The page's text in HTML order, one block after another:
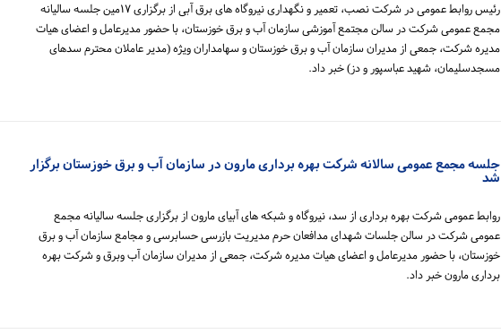
رئیس روابط عمومی در شرکت نصب، تعمیر و نگهداری نیروگاه های برق آبی از برگزاری ۱۷مین جلسه سالیانه
مجمع عمومی شرکت در سالن مجتمع آموزشی سازمان آب و برق خوزستان، با حضور مدیرعامل و اعضای هیات
مدیره شرکت، جمعی از مدیران سازمان آب و برق خوزستان و سهامداران ویژه (مدیر عاملان محترم سدهای
مسجدسلیمان، شهید عباسپور و دز) خبر داد.
جلسه مجمع عمومی سالانه شرکت بهره برداری مارون در سازمان آب و برق خوزستان برگزار
شد
روابط عمومی شرکت بهره برداری از سد، نیروگاه و شبکه های آبیای مارون از برگزاری جلسه سالیانه مجمع
عمومی شرکت در سالن جلسات شهدای مدافعان حرم مدیریت بازرسی حسابرسی و مجامع سازمان آب و برق
خوزستان، با حضور مدیرعامل و اعضای هیات مدیره شرکت، جمعی از مدیران سازمان آب وبرق و شرکت بهره
برداری مارون خبر داد.